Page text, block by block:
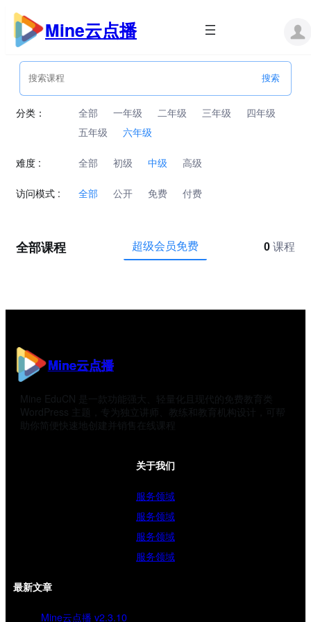
跳
内
Mine云点播
分类： 全部 一年级 二年级 三年级
四年级
五年级
六年级
难度 : 全部 初级 中级 高级
访问模式 : 全部 公开 免费 付费
全部课程 超级会员免费 0 课程
Mine云点播
Mine EduCN 是一款功能强大、轻量化且现代的免费教育类
WordPress 主题，专为独立讲师、教练和教育机构设计，可帮
助你简便快速地创建并销售在线课程
关于我们
服务领域
服务领域
服务领域
服务领域
最新文章
Mine云点播 v2.3.10